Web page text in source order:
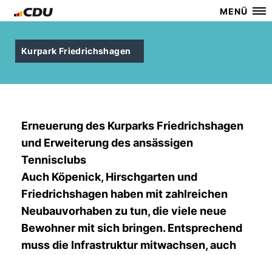
MENÜ
Kurpark Friedrichshagen
Erneuerung des Kurparks Friedrichshagen
und Erweiterung des ansässigen
Tennisclubs
Auch Köpenick, Hirschgarten und
Friedrichshagen haben mit zahlreichen
Neubauvorhaben zu tun, die viele neue
Bewohner mit sich bringen. Entsprechend
muss die Infrastruktur mitwachsen, auch